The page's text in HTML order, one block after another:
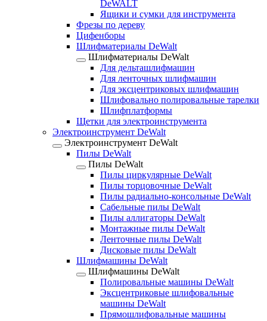
DeWALT
Ящики и сумки для инструмента
Фрезы по дереву
Цифенборы
Шлифматериалы DeWalt
Шлифматериалы DeWalt
Для дельташлифмашин
Для ленточных шлифмашин
Для эксцентриковых шлифмашин
Шлифовально полировальные тарелки
Шлифплатформы
Щетки для электроинструмента
Электроинструмент DeWalt
Электроинструмент DeWalt
Пилы DeWalt
Пилы DeWalt
Пилы циркулярные DeWalt
Пилы торцовочные DeWalt
Пилы радиально-консольные DeWalt
Сабельные пилы DeWalt
Пилы аллигаторы DeWalt
Монтажные пилы DeWalt
Ленточные пилы DeWalt
Дисковые пилы DeWalt
Шлифмашины DeWalt
Шлифмашины DeWalt
Полировальные машины DeWalt
Эксцентриковые шлифовальные
машины DeWalt
Прямошлифовальные машины